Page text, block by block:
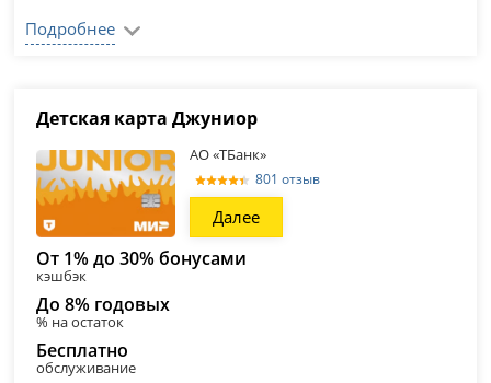
Подробнее
Детская карта Джуниор
АО «ТБанк»
801 отзыв
Далее
От 1% до 30% бонусами
кэшбэк
До 8% годовых
% на остаток
Бесплатно
обслуживание